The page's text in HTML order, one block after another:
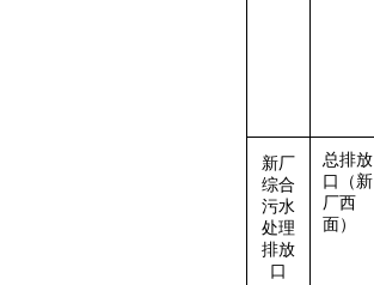
新厂
综合
污水
处理
排放
口
总排放
口（新
厂西
面）